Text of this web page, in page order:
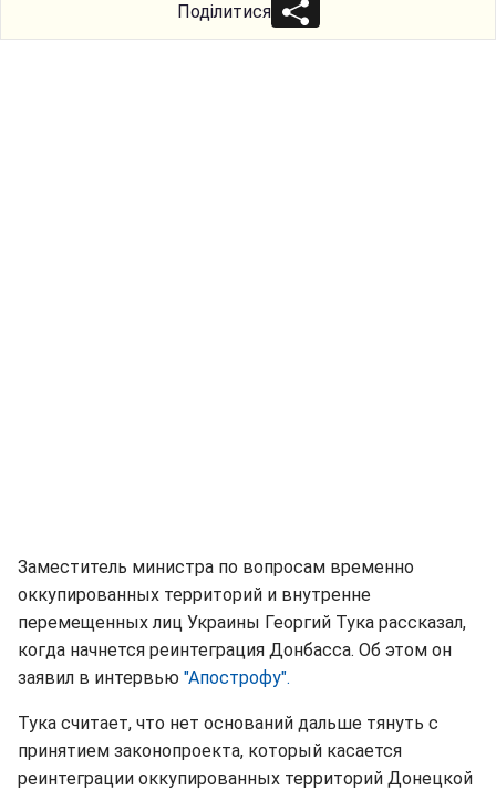
Поділитися
Заместитель министра по вопросам временно
оккупированных территорий и внутренне
перемещенных лиц Украины Георгий Тука рассказал,
когда начнется реинтеграция Донбасса. Об этом он
заявил в интервью "Апострофу".
Тука считает, что нет оснований дальше тянуть с
принятием законопроекта, который касается
реинтеграции оккупированных территорий Донецкой